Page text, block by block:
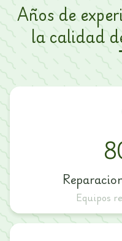
Años de
la calidad
Equipos